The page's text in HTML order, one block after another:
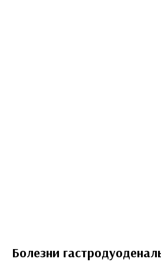
Болезни